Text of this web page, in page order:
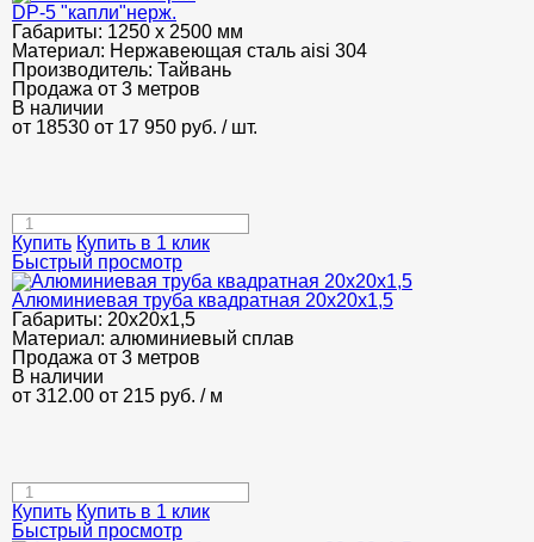
DP-5 "капли"нерж.
Габариты: 1250 х 2500 мм
Материал: Нержавеющая сталь aisi 304
Производитель: Тайвань
Продажа от 3 метров
В наличии
от 18530 от 17 950 руб. / шт.
Купить Купить в 1 клик
Быстрый просмотр
Алюминиевая труба квадратная 20х20х1,5
Габариты: 20х20х1,5
Материал: алюминиевый сплав
Продажа от 3 метров
В наличии
от 312.00 от 215 руб. / м
Купить Купить в 1 клик
Быстрый просмотр